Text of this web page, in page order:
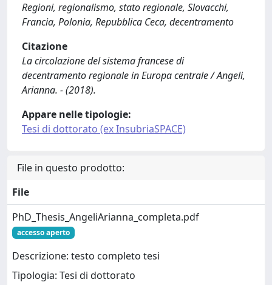
Regioni, regionalismo, stato regionale, Slovacchi,
Francia, Polonia, Repubblica Ceca, decentramento
Citazione
La circolazione del sistema francese di
decentramento regionale in Europa centrale / Angeli,
Arianna. - (2018).
Appare nelle tipologie:
Tesi di dottorato (ex InsubriaSPACE)
File in questo prodotto:
File
PhD_Thesis_AngeliArianna_completa.pdf
accesso aperto
Descrizione: testo completo tesi
Tipologia: Tesi di dottorato